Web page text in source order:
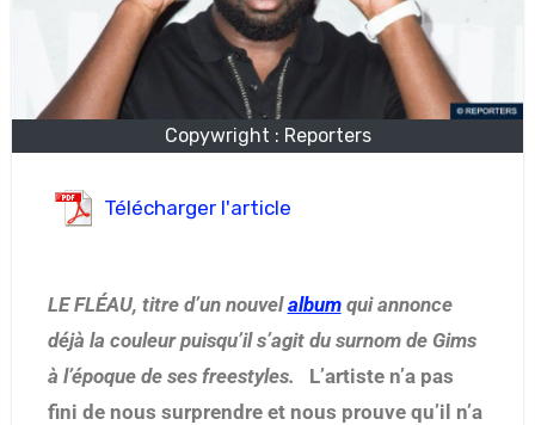
Copywright : Reporters
Télécharger l'article
LE FLÉAU, titre d’un nouvelalbumqui annonce
déjà la couleur puisqu’il s’agit du surnom de Gims
à l’époque de ses freestyles.
L’artiste n’a pas
fini de nous surprendre et nous prouve qu’il n’a